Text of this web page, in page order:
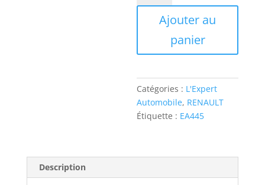
EA445
RENAULT
1.5
DCi
Ajouter au
panier
Catégories : L'Expert
Automobile, RENAULT
Étiquette : EA445
Description